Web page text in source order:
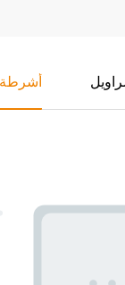
أشرطة